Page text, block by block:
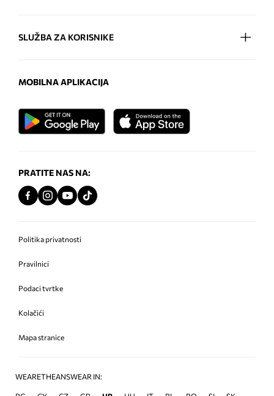
SLUŽBA ZA KORISNIKE
MOBILNA APLIKACIJA
PRATITE NAS NA:
Politika privatnosti
Pravilnici
Podaci tvrtke
Kolačići
Mapa stranice
WEARETHEANSWEAR IN: